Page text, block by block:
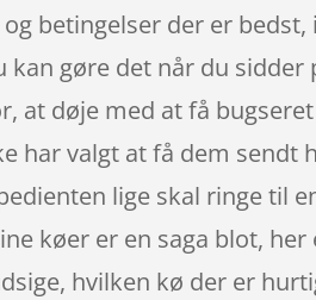
betingelser der er
gøre det når du
at døje med at få
har valgt at få dem sendt
lige skal ringe til
køer er en saga blot,
hvilken kø der er